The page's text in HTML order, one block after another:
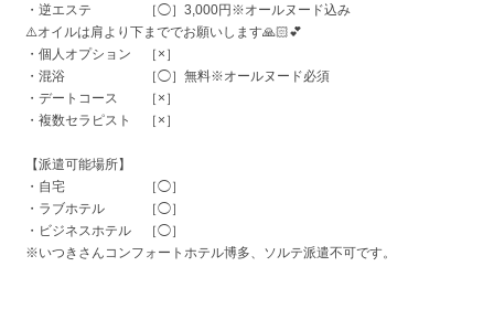
・逆エステ ［◯］3,000円※オールヌード込み
⚠️オイルは肩より下まででお願いします🙏🏻💕
・個人オプション ［×］
・混浴 ［◯］無料※オールヌード必須
・デートコース ［×］
・複数セラピスト ［×］
【派遣可能場所】
・自宅 ［◯］
・ラブホテル ［◯］
・ビジネスホテル ［◯］
※いつきさんコンフォートホテル博多、ソルテ派遣不可です。